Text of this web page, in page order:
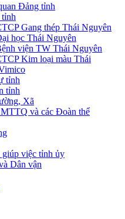
Đảng tỉnh
Gang thép Thái Nguyên
học Thái Nguyên
viện TW Thái Nguyên
Kim loại màu Thái
tỉnh
tỉnh
Xã
và các Đoàn thể
giúp việc tỉnh ủy
Dân vận